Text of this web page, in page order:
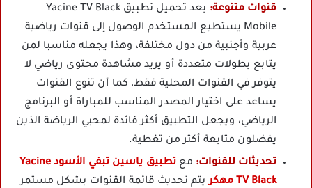
قنوات متنوعة:
بعد تحميل تطبيق Yacine TV Black
Mobile يستطيع المستخدم الوصول إلى قنوات رياضية
عربية وأجنبية من دول مختلفة، وهذا يجعله مناسبا لمن
يتابع بطولات متعددة أو يريد مشاهدة محتوى رياضي لا
يتوفر في القنوات المحلية فقط، كما أن تنوع القنوات
يساعد على اختيار المصدر المناسب للمباراة أو البرنامج
الرياضي، ويجعل التطبيق أكثر فائدة لمحبي الرياضة الذين
يفضلون متابعة أكثر من تغطية.
تحديثات للقنوات: مع
تطبيق ياسين تبفي الأسود Yacine
TV Black مهكر
يتم تحديث قائمة القنوات بشكل مستمر